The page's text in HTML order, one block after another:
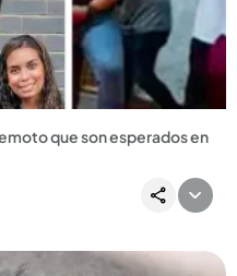
Noticia
que son esperados en
de este municipio desde
en las ruinas de un edificio